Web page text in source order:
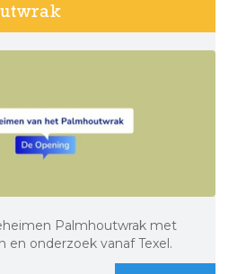
Palmhoutwrak met
en onderzoek vanaf Texel.